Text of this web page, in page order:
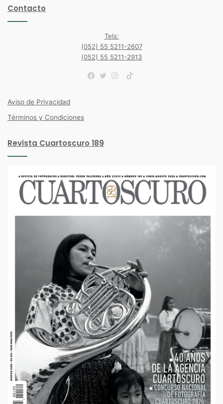
Contacto
Tels:
(052) 55 5211-2607
(052) 55 5211-2913
TikTok
Aviso de Privacidad
Términos y Condiciones
Revista Cuartoscuro 189